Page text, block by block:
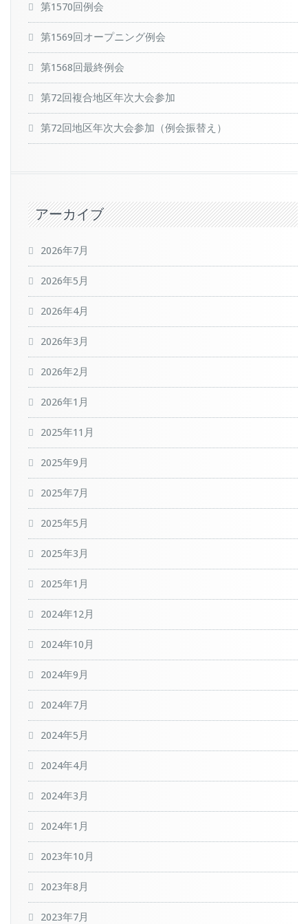
第1570回例会
第1569回オープニング例会
第1568回最終例会
第72回複合地区年次大会参加
第72回地区年次大会参加（例会振替え）
アーカイブ
2026年7月
2026年5月
2026年4月
2026年3月
2026年2月
2026年1月
2025年11月
2025年9月
2025年7月
2025年5月
2025年3月
2025年1月
2024年12月
2024年10月
2024年9月
2024年7月
2024年5月
2024年4月
2024年3月
2024年1月
2023年10月
2023年8月
2023年7月